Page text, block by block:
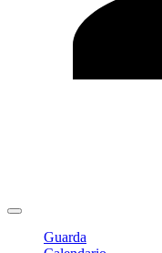
Guarda